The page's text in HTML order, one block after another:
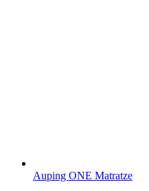
Auping ONE Matratze